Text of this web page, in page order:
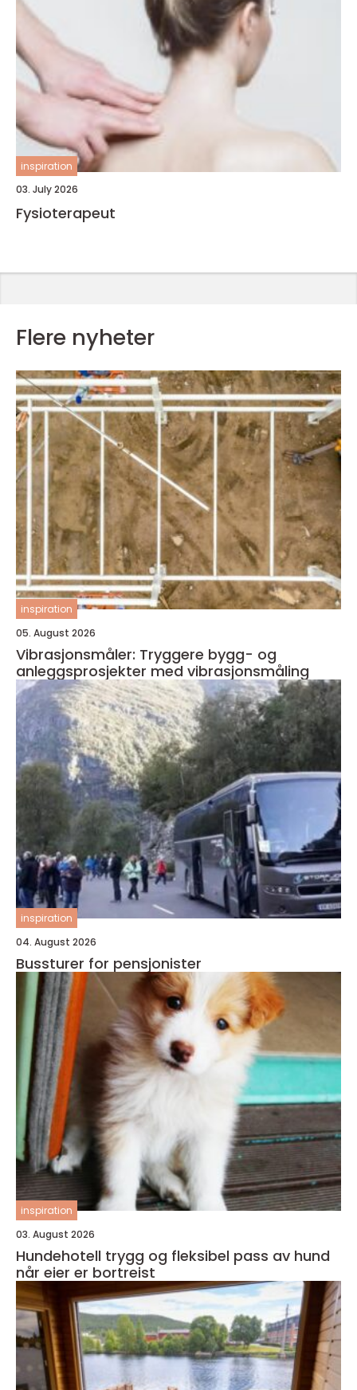
inspiration
03. July 2026
Fysioterapeut
Flere nyheter
inspiration
05. August 2026
Vibrasjonsmåler: Tryggere bygg- og
anleggsprosjekter med vibrasjonsmåling
inspiration
04. August 2026
Bussturer for pensjonister
inspiration
03. August 2026
Hundehotell trygg og fleksibel pass av hund
når eier er bortreist